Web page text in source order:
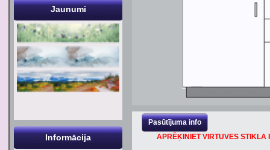
Pasūtījuma info
APRĒĶINIET VIRTUVES
Jaunumi
Informācija